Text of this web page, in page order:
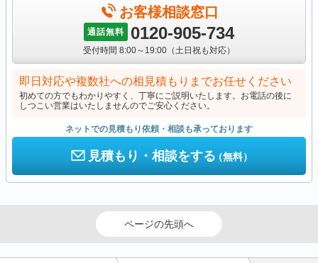
お客様相談窓口
通話無料 0120-905-734
受付時間 8:00～19:00（土日祝も対応）
即日対応や複数社への相見積もりまでお任せください
初めての方でもわかりやすく、丁寧にご説明いたします。お電話の後に
しつこい営業はいたしませんのでご安心ください。
ネットでの見積もり依頼・相談も承っております
見積もり・相談をする（無料）
ページの先頭へ